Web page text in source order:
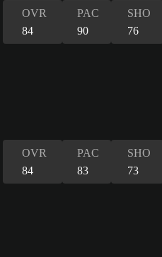
OVR
84
PAC
90
SHO
76
OVR
84
PAC
83
SHO
73